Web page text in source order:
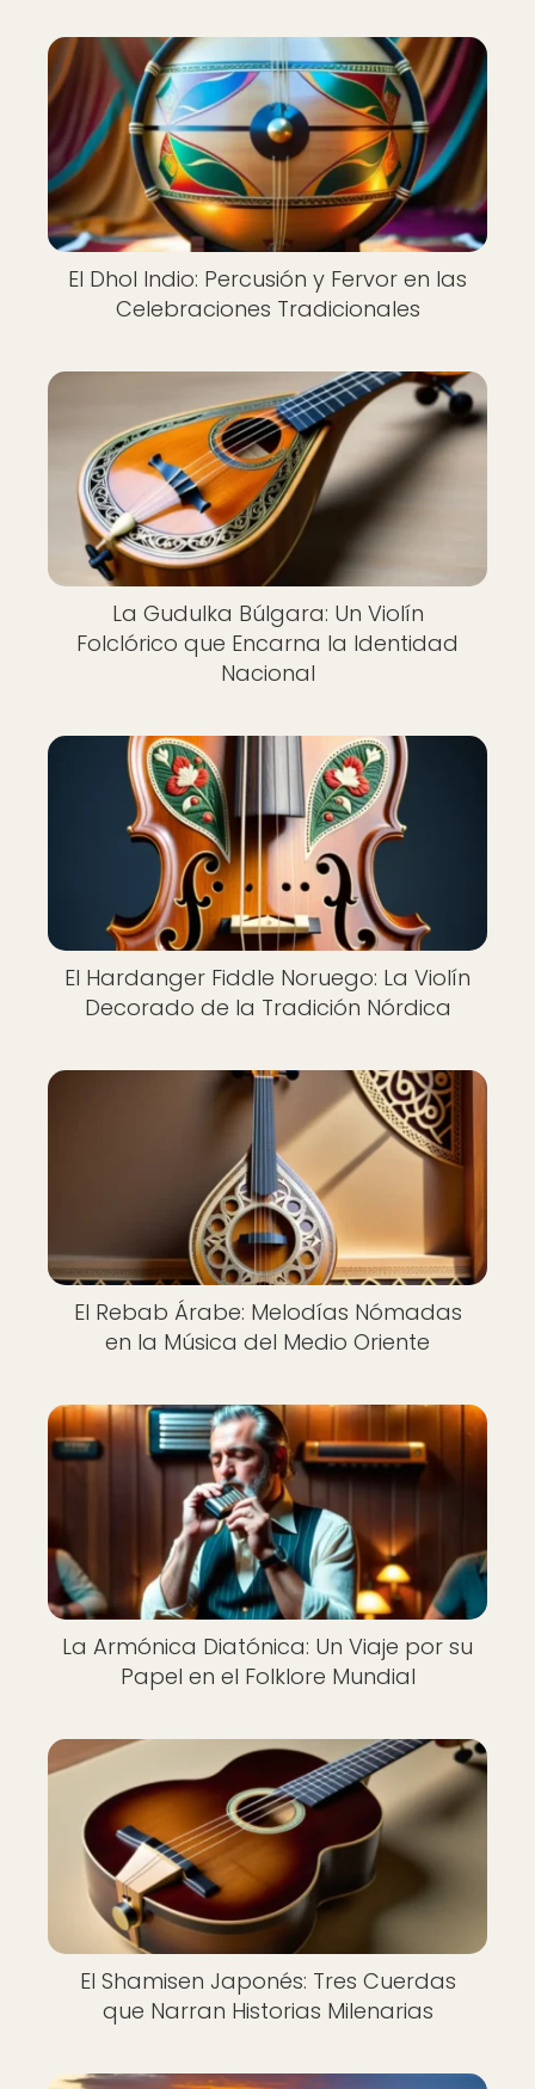
El Dhol Indio: Percusión y Fervor en las
Celebraciones Tradicionales
La Gudulka Búlgara: Un Violín
Folclórico que Encarna la Identidad
Nacional
El Hardanger Fiddle Noruego: La Violín
Decorado de la Tradición Nórdica
El Rebab Árabe: Melodías Nómadas
en la Música del Medio Oriente
La Armónica Diatónica: Un Viaje por su
Papel en el Folklore Mundial
El Shamisen Japonés: Tres Cuerdas
que Narran Historias Milenarias